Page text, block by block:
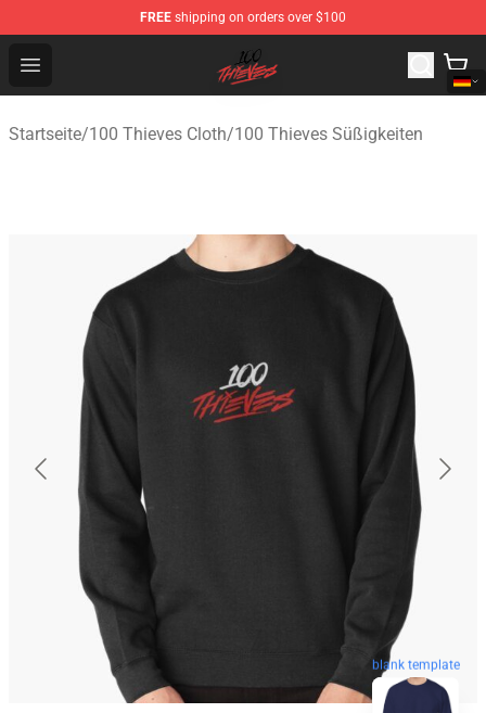
FREE shipping on orders over $100
Open menu
100 Thieves Shop - Official 100 Thieves Merchandise
Startseite/100 Thieves Cloth/100 Thieves Süßigkeiten
blank template